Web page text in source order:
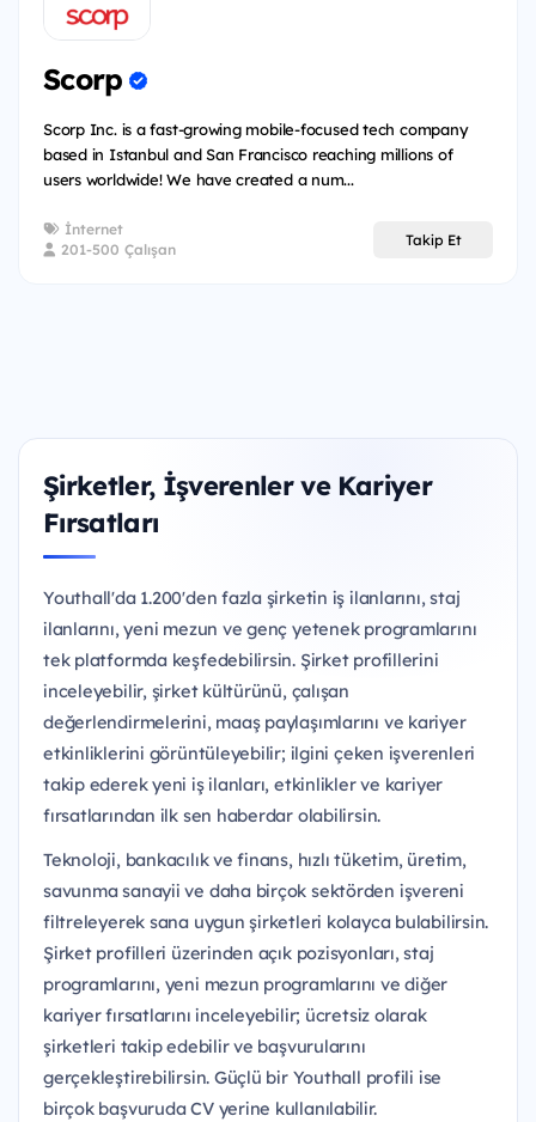
Scorp
Scorp Inc. is a fast-growing mobile-focused tech company
based in Istanbul and San Francisco reaching millions of
users worldwide! We have created a num...
İnternet
201-500 Çalışan
Takip Et
Şirketler, İşverenler ve Kariyer
Fırsatları
Youthall'da 1.200'den fazla şirketin iş ilanlarını, staj
ilanlarını, yeni mezun ve genç yetenek programlarını
tek platformda keşfedebilirsin. Şirket profillerini
inceleyebilir, şirket kültürünü, çalışan
değerlendirmelerini, maaş paylaşımlarını ve kariyer
etkinliklerini görüntüleyebilir; ilgini çeken işverenleri
takip ederek yeni iş ilanları, etkinlikler ve kariyer
fırsatlarından ilk sen haberdar olabilirsin.
Teknoloji, bankacılık ve finans, hızlı tüketim, üretim,
savunma sanayii ve daha birçok sektörden işvereni
filtreleyerek sana uygun şirketleri kolayca bulabilirsin.
Şirket profilleri üzerinden açık pozisyonları, staj
programlarını, yeni mezun programlarını ve diğer
kariyer fırsatlarını inceleyebilir; ücretsiz olarak
şirketleri takip edebilir ve başvurularını
gerçekleştirebilirsin. Güçlü bir Youthall profili ise
birçok başvuruda CV yerine kullanılabilir.